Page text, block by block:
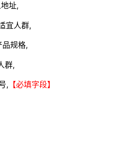
址,
宜人群,
规格,
群,
,【必填字段】